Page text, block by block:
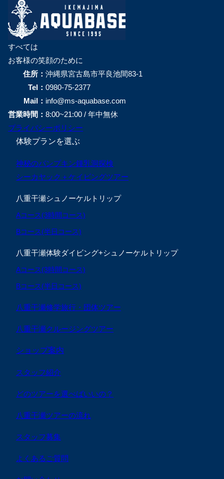
すべては
お客様の笑顔のために
住所： 沖縄県宮古島市平良池間83-1
Tel： 0980-75-2377
Mail： info@ms-aquabase.com
営業時間： 8:00~21:00 / 年中無休
プライバシーポリシー
体験プランを選ぶ
神秘のパンプキン鍾乳洞探検
シーカヤック＋ケイビングツアー
八重干瀬シュノーケルトリップ
Aコース(3時間コース)
Bコース(半日コース)
八重干瀬体験ダイビング+シュノーケルトリップ
Aコース(3時間コース)
Bコース(半日コース)
八重干瀬修学旅行・団体ツアー
八重干瀬クルージングツアー
ショップ案内
スタッフ紹介
どのツアーを選べばいいの？
八重干瀬ツアーの流れ
スタッフ募集
よくあるご質問